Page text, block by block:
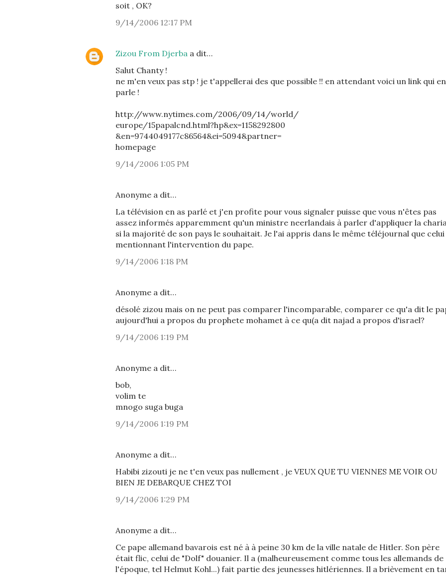
soit , OK?
9/14/2006 12:17 PM
Zizou From Djerba a dit…
Salut Chanty !
ne m'en veux pas stp ! je t'appellerai des que possible !! en attendant voici un link qui en
parle !
http://www.nytimes.com/2006/09/14/world/
europe/15papalcnd.html?hp&ex=1158292800
&en=9744049177c86564&ei=5094&partner=
homepage
9/14/2006 1:05 PM
Anonyme a dit…
La télévision en as parlé et j'en profite pour vous signaler puisse que vous n'êtes pas
assez informés apparemment qu'un ministre neerlandais à parler d'appliquer la
si la majorité de son pays le souhaitait. Je l'ai appris dans le même téléjournal que celui
mentionnant l'intervention du pape.
9/14/2006 1:18 PM
Anonyme a dit…
désolé zizou mais on ne peut pas comparer l'incomparable, comparer ce qu'a dit le
aujourd'hui a propos du prophete mohamet à ce qu(a dit najad a propos d'israel?
9/14/2006 1:19 PM
Anonyme a dit…
bob,
volim te
mnogo suga buga
9/14/2006 1:19 PM
Anonyme a dit…
Habibi zizouti je ne t'en veux pas nullement , je VEUX QUE TU VIENNES ME VOIR OU
BIEN JE DEBARQUE CHEZ TOI
9/14/2006 1:29 PM
Anonyme a dit…
Ce pape allemand bavarois est né à à peine 30 km de la ville natale de Hitler. Son père
était flic, celui de "Dolf" douanier. Il a (malheureusement comme tous les allemands de
l'époque, tel Helmut Kohl...) fait partie des jeunesses hitlériennes. Il a brièvement en